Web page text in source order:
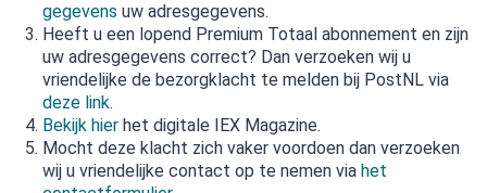
gegevens uw adresgegevens.
Heeft u een lopend Premium Totaal abonnement en zijn
uw adresgegevens correct? Dan verzoeken wij u
vriendelijke de bezorgklacht te melden bij PostNL via
deze link.
Bekijk hier het digitale IEX Magazine.
Mocht deze klacht zich vaker voordoen dan verzoeken
wij u vriendelijke contact op te nemen via het